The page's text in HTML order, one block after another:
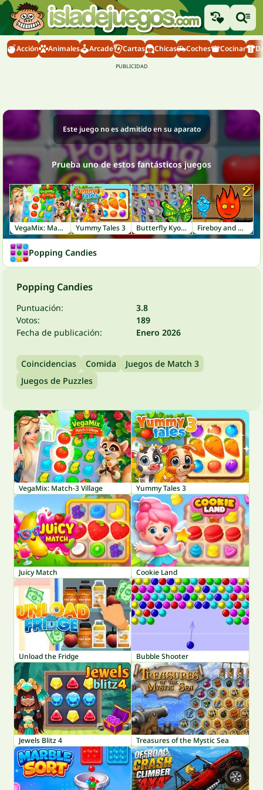
Acción Animales Arcade Cartas Chicas Coches Cocinar
Este juego no es admitido en su aparato
Prueba uno de estos fantásticos juegos
VegaMix: Match-3 Village Yummy Tales 3 Butterfly Kyodai Fireboy and Watergirl 2: Light Temple
Popping Candies
Popping Candies
Puntuación:
3.8
Votos:
189
Fecha de publicación:
Enero 2026
Coincidencias Comida
Juegos de Match 3
Juegos de Puzzles
VegaMix: Match-3 Village Yummy Tales 3
Juicy Match Cookie Land
Unload the Fridge Bubble Shooter
Jewels Blitz 4 Treasures of the Mystic Sea